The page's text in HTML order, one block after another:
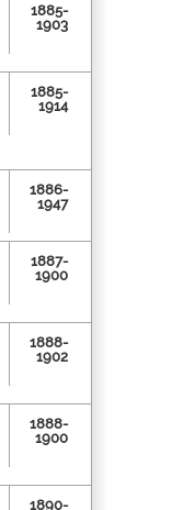
1885-
1903
1885-
1914
1886-
1947
1887-
1900
1888-
1902
1888-
1900
1890-